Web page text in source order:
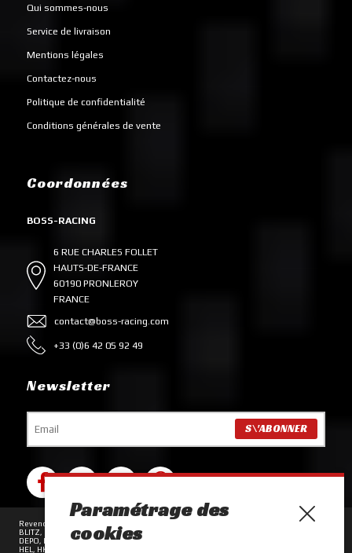
Qui sommes-nous
Service de livraison
Mentions légales
Contactez-nous
Politique de confidentialité
Conditions générales de vente
Coordonnées
BOSS-RACING
6 RUE CHARLES FOLLET
HAUTS-DE-FRANCE
60190 PRONLEROY
FRANCE
contact@boss-racing.com
+33 (0)6 42 05 92 49
Newsletter
Revendeur des marques ACL, AEM, AISIN, ALCON, ARP, AUTOBAHN88, BC RACING,
BLITZ, BRIAN CROWER, COMETIC, D2 RACING, DARTON, DAYCO, DBA, DENSO,
DEPO, EBC, EIBACH, EXEDY, FORGE MOTORSPORT, GARRETT, GRAMS, HALTECH,
HEL, HKS, IHI, INJEN, INSANE, INVIDIA, KAAZ, MAGNECOR, MOCAL, MOTUL, NGK,
Paramétrage des
cookies